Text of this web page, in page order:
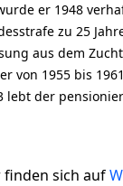
er 1948
zu 25
aus dem
von 1955 bis
lebt der
sich auf